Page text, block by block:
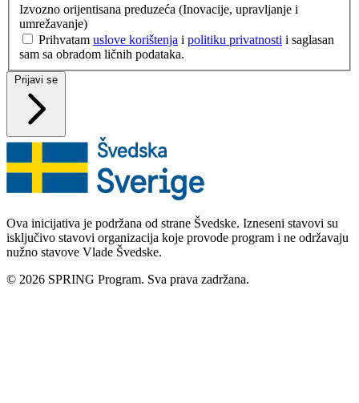
Izvozno orijentisana preduzeća (Inovacije, upravljanje i
umrežavanje)
Prihvatam uslove korištenja i politiku privatnosti i saglasan
sam sa obradom ličnih podataka.
Prijavi se
Ova inicijativa je podržana od strane Švedske. Izneseni stavovi su
isključivo stavovi organizacija koje provode program i ne održavaju
nužno stavove Vlade Švedske.
© 2026 SPRING Program. Sva prava zadržana.